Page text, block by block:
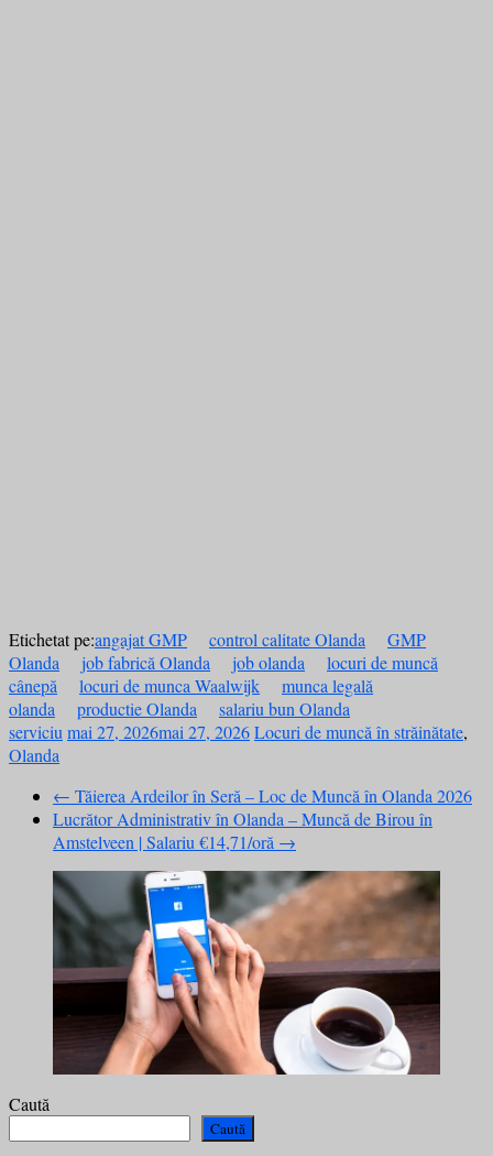
Etichetat pe:angajat GMP control calitate Olanda
GMP
Olanda
job fabrică Olanda job olanda
locuri de muncă
cânepă
locuri de munca Waalwijk
munca legală
olanda
productie Olanda
salariu bun Olanda
serviciu mai 27, 2026mai 27, 2026Locuri de muncă în străinătate,
Olanda
← Tăierea Ardeilor în Seră – Loc de Muncă în Olanda 2026
Lucrător Administrativ în Olanda – Muncă de Birou în
Amstelveen | Salariu €14,71/oră →
Caută
Caută